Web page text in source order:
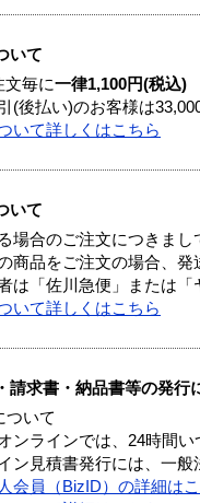
いて
文毎に一律1,100円(税込)
(後払い)のお客様は
いて詳しくはこちら
いて
場合のご注文につきまし
商品をご注文の場合、発
は「佐川急便」または「
いて詳しくはこちら
請求書・納品書等の発行
ついて
ンラインでは、24時間
ン見積書発行には、一般
会員（BizID）の詳細は